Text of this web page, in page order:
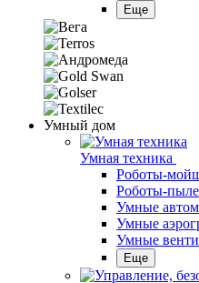
Еще
Умный дом
Умная техника
Роботы-
Роботы-
Умные
Умные
Умные
Еще